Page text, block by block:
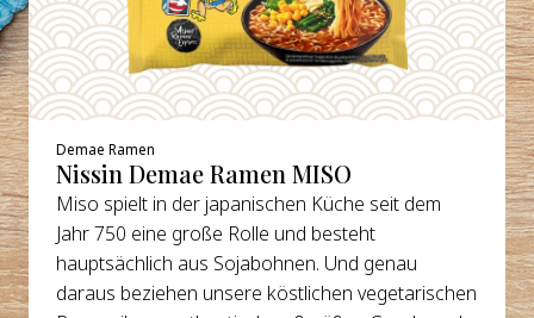
Demae Ramen
Nissin Demae Ramen MISO
Miso spielt in der japanischen Küche seit dem
Jahr 750 eine große Rolle und besteht
hauptsächlich aus Sojabohnen. Und genau
daraus beziehen unsere köstlichen vegetarischen